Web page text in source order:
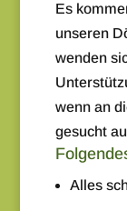
Es
unseren
wenden
wenn an
gesucht
Alles